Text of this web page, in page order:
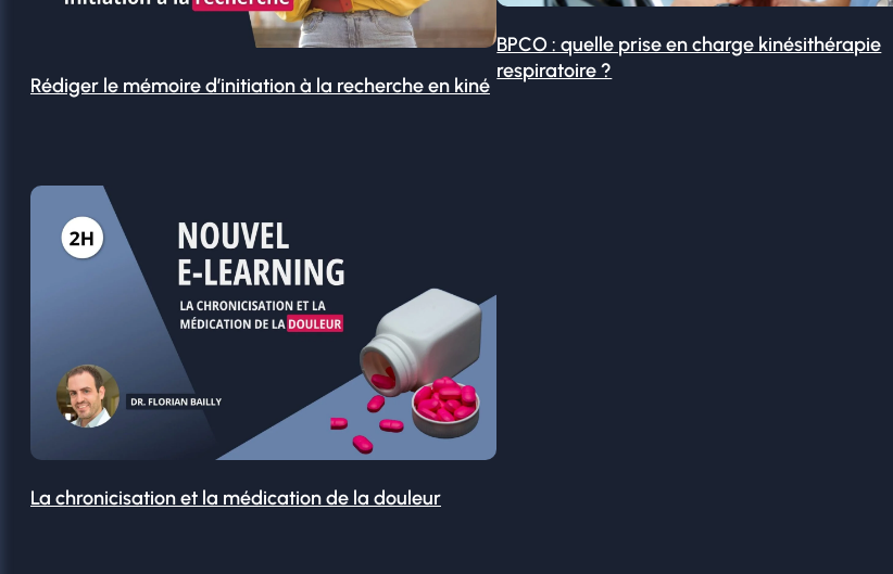
Rédiger le mémoire d’initiation à la recherche en kiné
BPCO : quelle prise en charge kinésithérapie
respiratoire ?
La chronicisation et la médication de la douleur